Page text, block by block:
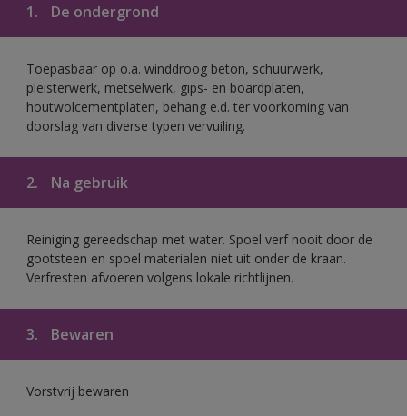
1. De ondergrond
Toepasbaar op o.a. winddroog beton, schuurwerk,
pleisterwerk, metselwerk, gips- en boardplaten,
houtwolcementplaten, behang e.d. ter voorkoming van
doorslag van diverse typen vervuiling.
2. Na gebruik
Reiniging gereedschap met water. Spoel verf nooit door de
gootsteen en spoel materialen niet uit onder de kraan.
Verfresten afvoeren volgens lokale richtlijnen.
3. Bewaren
Vorstvrij bewaren